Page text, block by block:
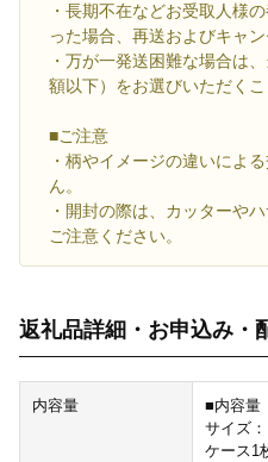
・長期不在などお受取人様
った場合、再送およびキャ
・万が一発送困難な場合は
額以下）をお選びいただくこ
■ご注意
・柄やイメージの違いによ
ん。
・開封の際は、カッターや
ご注意ください。
返礼品詳細・お申込み・
内容量
■内容量
サイズ
ケース1